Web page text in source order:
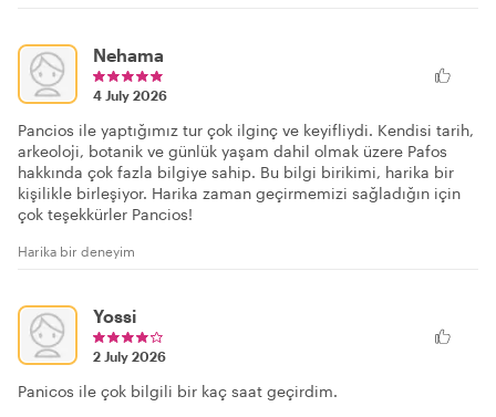
Nehama
4 July 2026
Pancios ile yaptığımız tur çok ilginç ve keyifliydi. Kendisi tarih,
arkeoloji, botanik ve günlük yaşam dahil olmak üzere Pafos
hakkında çok fazla bilgiye sahip. Bu bilgi birikimi, harika bir
kişilikle birleşiyor. Harika zaman geçirmemizi sağladığın için
çok teşekkürler Pancios!
Harika bir deneyim
Yossi
2 July 2026
Panicos ile çok bilgili bir kaç saat geçirdim.